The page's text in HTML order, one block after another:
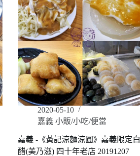
2020-05-10
嘉義 小販/小吃/便當
嘉義 -《黃記涼麵涼圓》嘉義限定白
醋(美乃滋) 四十年老店 20191207